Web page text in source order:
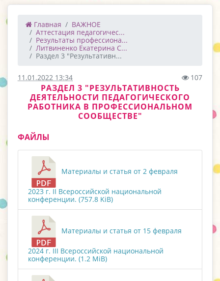
Главная
ВАЖНОЕ
Аттестация педагогичес...
Результаты профессиона...
Литвиненко Екатерина С...
Раздел 3 "Результативн...
11.01.2022 13:34 107
РАЗДЕЛ 3 "РЕЗУЛЬТАТИВНОСТЬ
ДЕЯТЕЛЬНОСТИ ПЕДАГОГИЧЕСКОГО
РАБОТНИКА В ПРОФЕССИОНАЛЬНОМ
СООБЩЕСТВЕ"
ФАЙЛЫ
Материалы и статья от 2 февраля
2023 г. II Всероссийской национальной
конференции. (757.8 KiB)
Материалы и статья от 15 февраля
2024 г. III Всероссийской национальной
конференции. (1.2 MiB)